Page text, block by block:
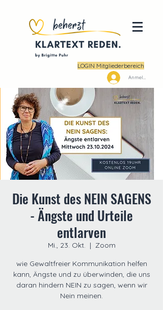
LOGIN Mitgliederbereich
Anmelden
Die Kunst des NEIN SAGENS
- Ängste und Urteile
entlarven
Mi., 23. Okt.
  |
Zoom
wie Gewaltfreier Kommunikation helfen
kann, Ängste und zu überwinden, die uns
daran hindern NEIN zu sagen, wenn wir
Nein meinen.